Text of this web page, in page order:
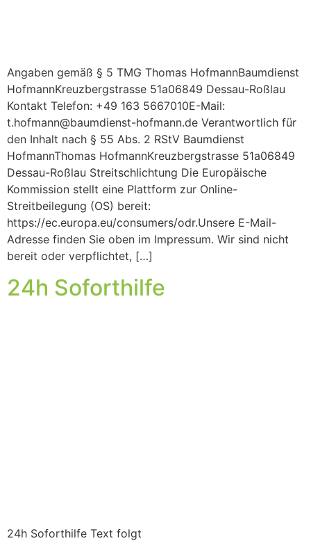
Angaben gemäß § 5 TMG Thomas HofmannBaumdienst
HofmannKreuzbergstrasse 51a06849 Dessau-Roßlau
Kontakt Telefon: +49 163 5667010E-Mail:
t.hofmann@baumdienst-hofmann.de Verantwortlich für
den Inhalt nach § 55 Abs. 2 RStV Baumdienst
HofmannThomas HofmannKreuzbergstrasse 51a06849
Dessau-Roßlau Streitschlichtung Die Europäische
Kommission stellt eine Plattform zur Online-
Streitbeilegung (OS) bereit:
https://ec.europa.eu/consumers/odr.Unsere E-Mail-
Adresse finden Sie oben im Impressum. Wir sind nicht
bereit oder verpflichtet, […]
24h Soforthilfe
24h Soforthilfe Text folgt